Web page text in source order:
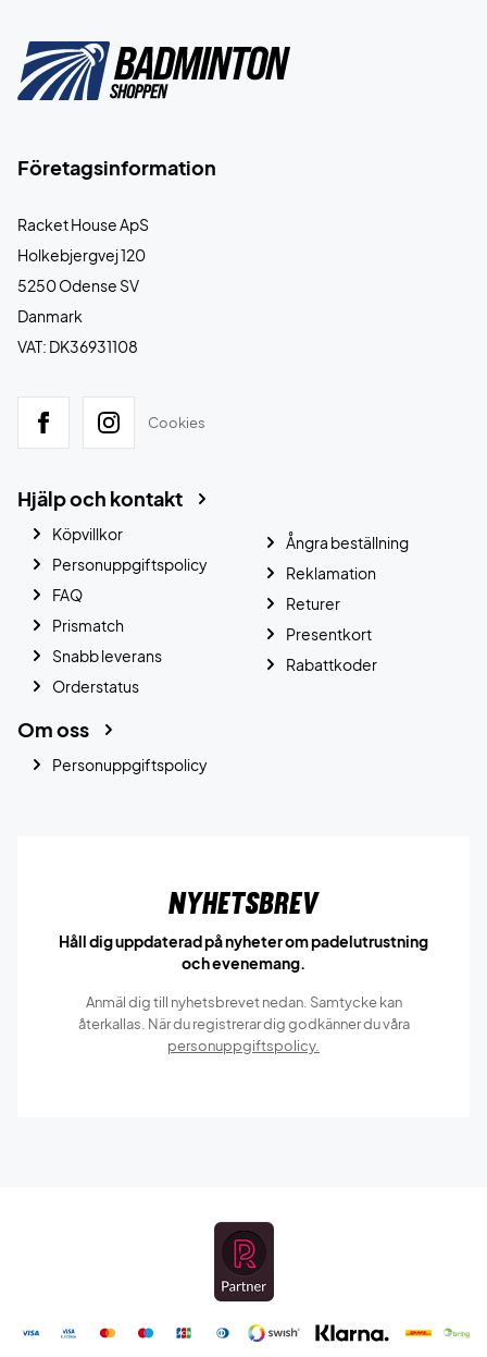
Företagsinformation
Racket House ApS
Holkebjergvej 120
5250 Odense SV
Danmark
VAT: DK36931108
Cookies
Hjälp och kontakt
Köpvillkor
Personuppgiftspolicy
FAQ
Prismatch
Snabb leverans
Orderstatus
Ångra beställning
Reklamation
Returer
Presentkort
Rabattkoder
Om oss
Personuppgiftspolicy
Nyhetsbrev
Håll dig uppdaterad på nyheter om padelutrustning
och evenemang.
Anmäl dig till nyhetsbrevet nedan. Samtycke kan
återkallas. När du registrerar dig godkänner du våra
personuppgiftspolicy.